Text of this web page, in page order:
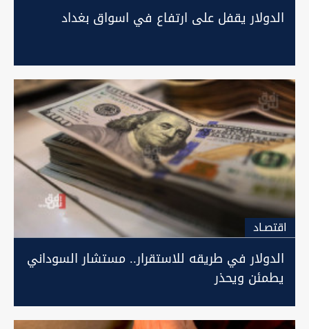
الدولار يقفل على ارتفاع في اسواق بغداد
اقتصـاد
الدولار في طريقه للاستقرار.. مستشار السوداني
يطمئن ويحذر